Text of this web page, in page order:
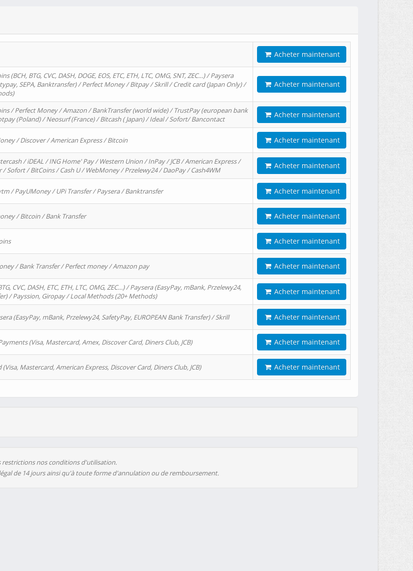
Acheter maintenant
BTG, CVC, DASH, DOGE, EOS, ETC, ETH, LTC, OMG, SNT, ZEC…) / Paysera
SEPA, Banktransfer) / Perfect Money / Bitpay / Skrill / Credit card (Japan Only) /
Acheter maintenant
/ Perfect Money / Amazon / BankTransfer (world wide) / TrustPay (european bank
(Poland) / Neosurf (France) / Bitcash ( Japan) / Ideal / Sofort/ Bancontact
Acheter maintenant
/ Discover / American Express / Bitcoin Acheter maintenant
/ iDEAL / ING Home' Pay / Western Union / InPay / JCB / American Express /
/ Sofort / BitCoins / Cash U / WebMoney / Przelewy24 / DaoPay / Cash4WM
Acheter maintenant
/ PayUMoney / UPi Transfer / Paysera / Banktransfer Acheter maintenant
/ Bitcoin / Bank Transfer Acheter maintenant
Acheter maintenant
/ Bank Transfer / Perfect money / Amazon pay Acheter maintenant
CVC, DASH, ETC, ETH, LTC, OMG, ZEC…) / Paysera (EasyPay, mBank, Przelewy24,
/ Payssion, Giropay / Local Methods (20+ Methods)
Acheter maintenant
(EasyPay, mBank, Przelewy24, SafetyPay, EUROPEAN Bank Transfer) / Skrill Acheter maintenant
(Visa, Mastercard, Amex, Discover Card, Diners Club, JCB) Acheter maintenant
Mastercard, American Express, Discover Card, Diners Club, JCB) Acheter maintenant
restrictions nos conditions d'utilisation.
de 14 jours ainsi qu'à toute forme d'annulation ou de remboursement.